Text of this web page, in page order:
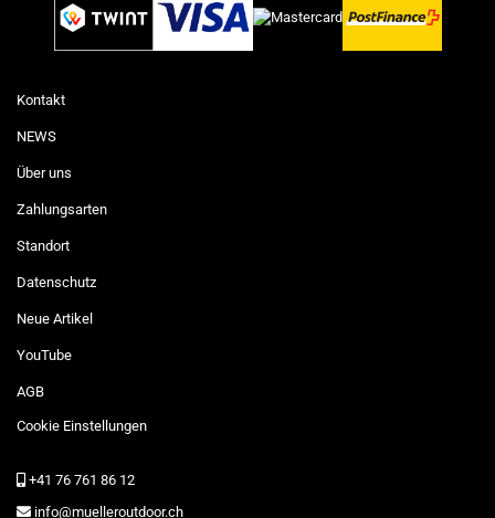
Kontakt
NEWS
Über uns
Zahlungsarten
Standort
Datenschutz
Neue Artikel
YouTube
AGB
Cookie Einstellungen
+41 76 761 86 12
info@muelleroutdoor.ch